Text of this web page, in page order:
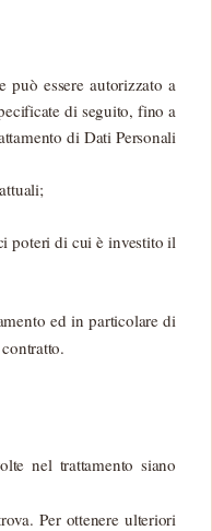
essere autorizzato a
di seguito, fino a
di Dati Personali
poteri di cui è investito il
ed in particolare di
nel trattamento siano
Per ottenere ulteriori